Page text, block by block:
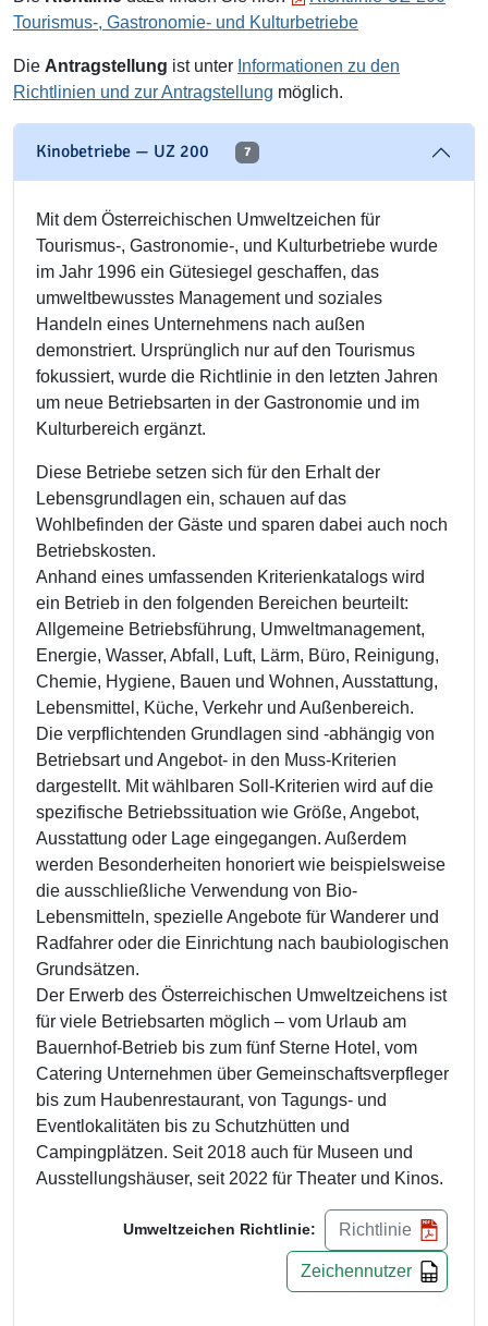
Tourismus-, Gastronomie- und Kulturbetriebe
Die Antragstellung ist unter Informationen zu den
Richtlinien und zur Antragstellung möglich.
Kinobetriebe — UZ 200 7
Mit dem Österreichischen Umweltzeichen für
Tourismus-, Gastronomie-, und Kulturbetriebe wurde
im Jahr 1996 ein Gütesiegel geschaffen, das
umweltbewusstes Management und soziales
Handeln eines Unternehmens nach außen
demonstriert. Ursprünglich nur auf den Tourismus
fokussiert, wurde die Richtlinie in den letzten Jahren
um neue Betriebsarten in der Gastronomie und im
Kulturbereich ergänzt.
Diese Betriebe setzen sich für den Erhalt der
Lebensgrundlagen ein, schauen auf das
Wohlbefinden der Gäste und sparen dabei auch noch
Betriebskosten.
Anhand eines umfassenden Kriterienkatalogs wird
ein Betrieb in den folgenden Bereichen beurteilt:
Allgemeine Betriebsführung, Umweltmanagement,
Energie, Wasser, Abfall, Luft, Lärm, Büro, Reinigung,
Chemie, Hygiene, Bauen und Wohnen, Ausstattung,
Lebensmittel, Küche, Verkehr und Außenbereich.
Die verpflichtenden Grundlagen sind -abhängig von
Betriebsart und Angebot- in den Muss-Kriterien
dargestellt. Mit wählbaren Soll-Kriterien wird auf die
spezifische Betriebssituation wie Größe, Angebot,
Ausstattung oder Lage eingegangen. Außerdem
werden Besonderheiten honoriert wie beispielsweise
die ausschließliche Verwendung von Bio-
Lebensmitteln, spezielle Angebote für Wanderer und
Radfahrer oder die Einrichtung nach baubiologischen
Grundsätzen.
Der Erwerb des Österreichischen Umweltzeichens ist
für viele Betriebsarten möglich – vom Urlaub am
Bauernhof-Betrieb bis zum fünf Sterne Hotel, vom
Catering Unternehmen über Gemeinschaftsverpfleger
bis zum Haubenrestaurant, von Tagungs- und
Eventlokalitäten bis zu Schutzhütten und
Campingplätzen. Seit 2018 auch für Museen und
Ausstellungshäuser, seit 2022 für Theater und Kinos.
Umweltzeichen Richtlinie: Richtlinie
Zeichennutzer